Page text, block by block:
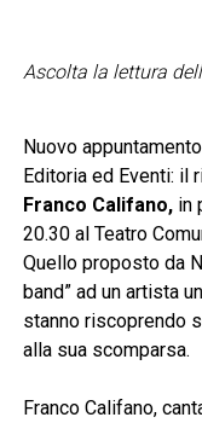
Ascolta la lettura
Nuovo
Editoria ed Eventi: il
Franco Califano,in
20.30 al Teatro
Quello proposto da
band” ad un artista
stanno riscoprendo
alla sua scomparsa.
Franco Califano,